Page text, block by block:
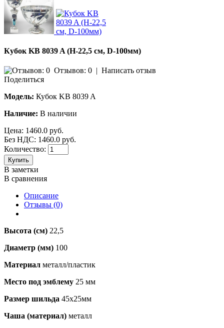
Кубок KB 8039 A (H-22,5 см, D-100мм)
Отзывов: 0 | Написать отзыв
Поделиться
Модель: Кубок KB 8039 A
Наличие: В наличии
Цена: 1460.0 руб.
Без НДС: 1460.0 руб.
Количество:
Купить
В заметки
В сравнения
Описание
Отзывы (0)
Высота (см) 22,5
Диаметр (мм) 100
Материал металл/пластик
Место под эмблему 25 мм
Размер шильда 45х25мм
Чаша (материал) металл